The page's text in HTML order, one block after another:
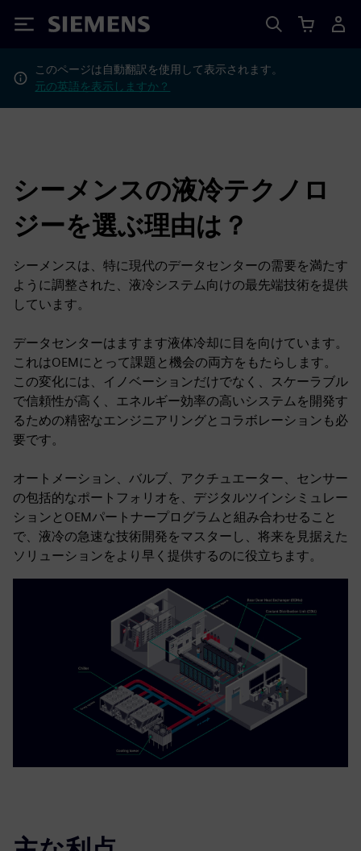
Siemens
このページは自動翻訳を使用して表示されます。
元の英語を表示しますか？
シーメンスの液冷テクノロ
ジーを選ぶ理由は？
シーメンスは、特に現代のデータセンターの需要を満たす
ように調整された、液冷システム向けの最先端技術を提供
しています。
データセンターはますます液体冷却に目を向けています。
これはOEMにとって課題と機会の両方をもたらします。
この変化には、イノベーションだけでなく、スケーラブル
で信頼性が高く、エネルギー効率の高いシステムを開発す
るための精密なエンジニアリングとコラボレーションも必
要です。
オートメーション、バルブ、アクチュエーター、センサー
の包括的なポートフォリオを、デジタルツインシミュレー
ションとOEMパートナープログラムと組み合わせること
で、液冷の急速な技術開発をマスターし、将来を見据えた
ソリューションをより早く提供するのに役立ちます。